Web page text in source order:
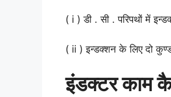
( i ) डी . सी . परिपथों में
( ii ) इन्डक्शन के लिए दो
इंडक्टर काम